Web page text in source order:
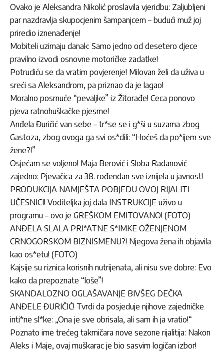
Ovako je Aleksandra Nikolić proslavila vjeridbu: Zaljubljeni
par nazdravlja skupocjenim šampanjcem – budući muž joj
priredio iznenađenje!
Mobiteli uzimaju danak: Samo jedno od desetero djece
pravilno izvodi osnovne motoričke zadatke!
Potrudiću se da vratim povjerenje! Milovan želi da uživa u
sreći sa Aleksandrom, pa priznao da je lagao!
Moralno posrnuće “pevaljke” iz Žitorađe! Ceca ponovo
pjeva ratnohuškačke pjesme!
Anđela Đuričić van sebe – tr*se se i g*ši u suzama zbog
Gastoza, zbog ovoga ga svi os*dili: “Hoćeš da po*ijem sve
žene?!”
Osjećam se voljeno! Maja Berović i Sloba Radanović
zajedno: Pjevačica za 38. rođendan sve iznijela u javnost!
PRODUKCIJA NAMJEŠTA POBJEDU OVOJ RIJALITI
UČESNICI! Voditeljka joj dala INSTRUKCIJE uživo u
programu – ovo je GREŠKOM EMITOVANO! (FOTO)
ANĐELA SLALA PRI*ATNE S*IMKE OŽENJENOM
CRNOGORSKOM BIZNISMENU?! Njegova žena ih objavila
kao os*etu! (FOTO)
Kajsije su riznica korisnih nutrijenata, ali nisu sve dobre: Evo
kako da prepoznate “loše”!
SKANDALOZNO OGLAŠAVANJE BIVŠEG DEČKA
ANĐELE ĐURIČIĆ! Tvrdi da posjeduje njihove zajedničke
inti*ne sl*ke: „Ona je sve obrisala, ali sam ih ja vratio!“
Poznato ime trećeg takmičara nove sezone rijalitija: Nakon
Aleks i Maje, ovaj muškarac je bio sasvim logičan izbor!